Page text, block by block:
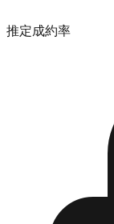
推定成約率